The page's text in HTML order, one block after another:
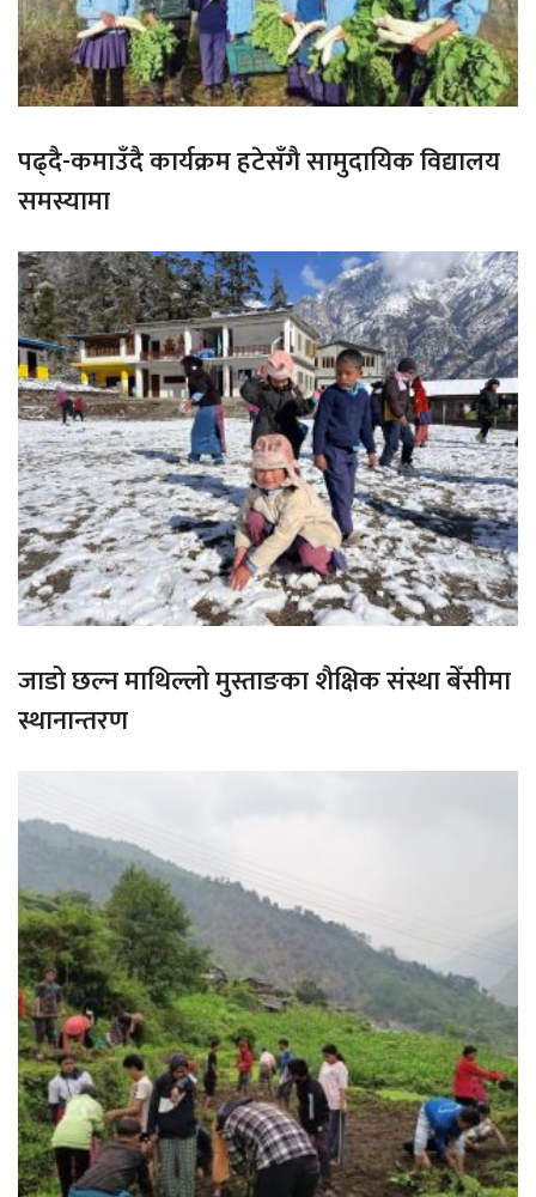
पढ्दै-कमाउँदै कार्यक्रम हटेसँगै सामुदायिक विद्यालय
समस्यामा
जाडो छल्न माथिल्लो मुस्ताङका शैक्षिक संस्था बेँसीमा
स्थानान्तरण